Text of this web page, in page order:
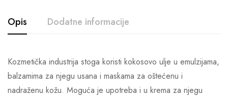
Opis Dodatne informacije
Kozmetička industrija stoga koristi kokosovo ulje u emulzijama,
balzamima za njegu usana i maskama za oštećenu i
nadraženu kožu. Moguća je upotreba i u krema za njegu